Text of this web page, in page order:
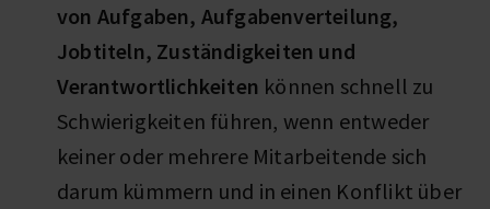
von Aufgaben, Aufgabenverteilung,
Jobtiteln, Zuständigkeiten und
Verantwortlichkeiten können schnell zu
Schwierigkeiten führen, wenn entweder
keiner oder mehrere Mitarbeitende sich
darum kümmern und in einen Konflikt über